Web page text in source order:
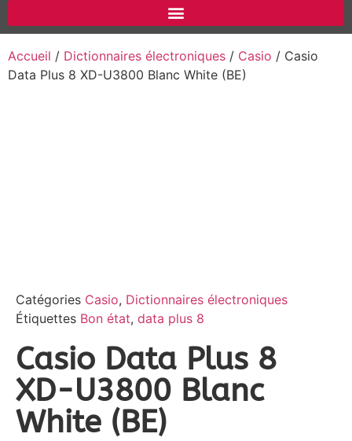
Accueil / Dictionnaires électroniques / Casio / Casio
Data Plus 8 XD-U3800 Blanc White (BE)
Catégories Casio, Dictionnaires électroniques
Étiquettes Bon état, data plus 8
Casio Data Plus 8
XD-U3800 Blanc
White (BE)